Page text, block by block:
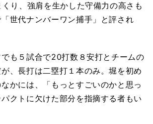
り、強肩を生かした守備力の高さも
世代ナンバーワン捕手」と評され
も５試合で20打数８安打とチームの
、長打は二塁打１本のみ。堀を初め
かには、「もっとすごいのかと思っ
クトに欠けた部分を指摘する者もい